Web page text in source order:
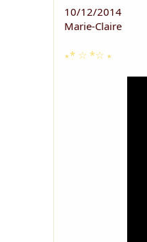
10/12/2014
Marie-Claire
∗* ☆ *☆ ∗